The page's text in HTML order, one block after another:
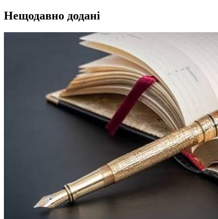
Нещодавно додані